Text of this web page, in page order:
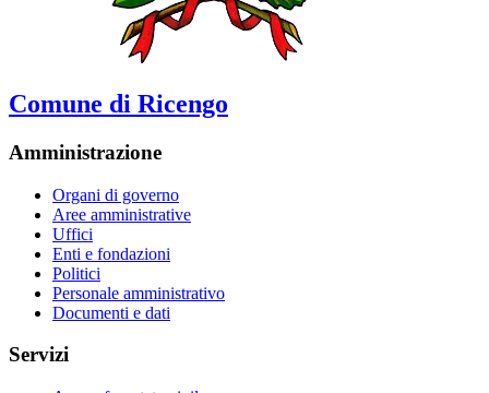
Comune di Ricengo
Amministrazione
Organi di governo
Aree amministrative
Uffici
Enti e fondazioni
Politici
Personale amministrativo
Documenti e dati
Servizi